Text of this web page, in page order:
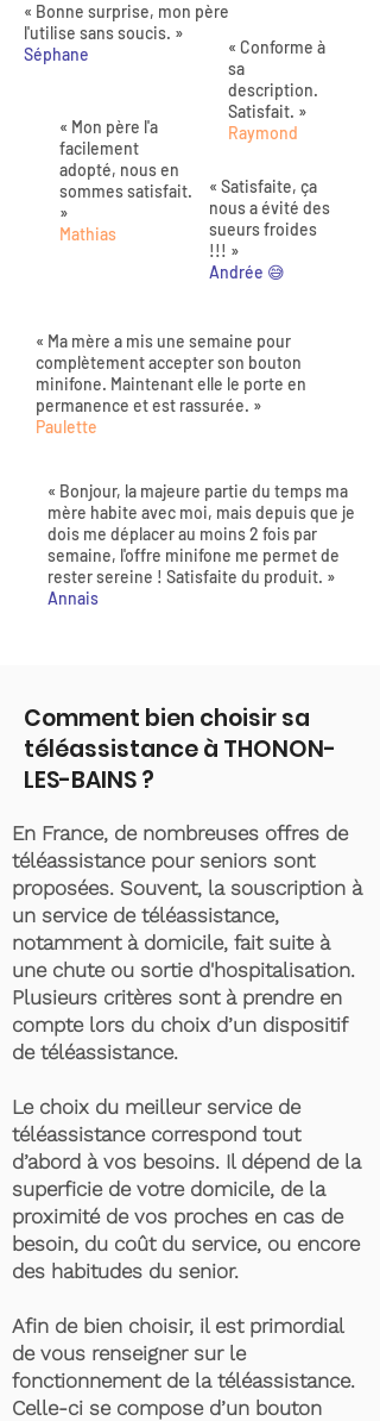
« Bonne surprise, mon père
l'utilise sans soucis. »
Séphane
« Mon père l'a
facilement
adopté, nous en
sommes satisfait.
»
Mathias
« Conforme à
sa
description.
Satisfait. »
Raymond
« Satisfaite, ça
nous a évité des
sueurs froides
!!! »
Andrée 😅
« Ma mère a mis une semaine pour
complètement accepter son bouton
minifone. Maintenant elle le porte en
permanence et est rassurée. »
Paulette
« Bonjour, la majeure partie du temps ma
mère habite avec moi, mais depuis que je
dois me déplacer au moins 2 fois par
semaine, l'offre minifone me permet de
rester sereine ! Satisfaite du produit. »
Annais
Comment bien choisir sa
téléassistance à THONON-
LES-BAINS ?
En France, de nombreuses offres de
téléassistance pour seniors sont
proposées. Souvent, la souscription à
un service de téléassistance,
notamment à domicile, fait suite à
une chute ou sortie d'hospitalisation.
Plusieurs critères sont à prendre en
compte lors du choix d’un dispositif
de téléassistance.
Le choix du meilleur service de
téléassistance correspond tout
d’abord à vos besoins. Il dépend de la
superficie de votre domicile, de la
proximité de vos proches en cas de
besoin, du coût du service, ou encore
des habitudes du senior.
Afin de bien choisir, il est primordial
de vous renseigner sur le
fonctionnement de la téléassistance.
Celle-ci se compose d’un bouton